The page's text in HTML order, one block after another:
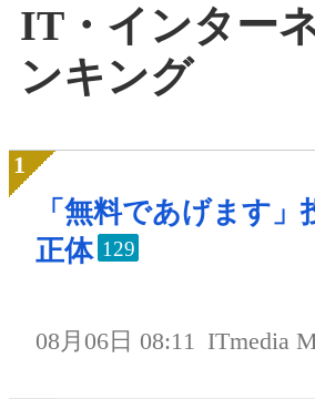
IT・インター
ンキング
「無料であげます」
正体 129
08月06日 08:11 ITmedia